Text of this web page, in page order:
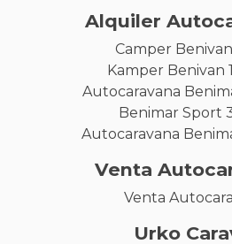
Alquiler
Camper Benivan
Kamper Benivan
Autocaravana
Benimar Sport
Autocaravana
Venta
Venta
Urko